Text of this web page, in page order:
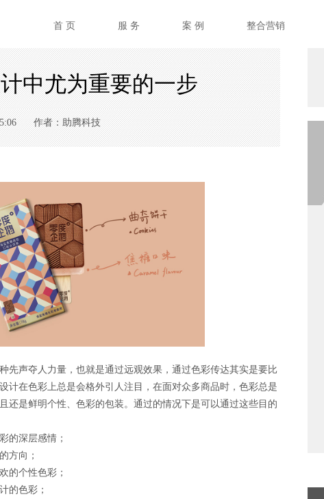
首 页 服 务 案 例 整合营销
中尤为重要的一步
作者：助腾科技
声夺人力量，也就是通过远观效果，通过色彩传达其实是要比
计在色彩上总是会格外引人注目，在面对众多商品时，色彩总是
还是鲜明个性、色彩的包装。通过的情况下是可以通过这些目的
深层感情；
方向；
个性色彩；
色彩；